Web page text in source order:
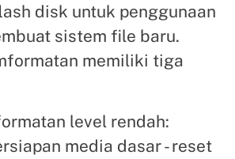
disk untuk penggunaan
sistem file baru.
memiliki tiga
level rendah:
media dasar - reset